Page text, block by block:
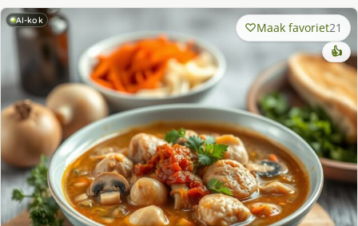
AI-kok Maak favoriet21
👍